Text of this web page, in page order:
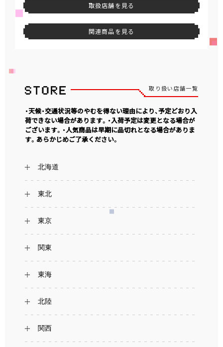
取扱店舗を見る
関連商品を見る
取り扱い店舗一覧
・天候・交通状況等のやむを得ない理由により、予定どおり入
荷できない場合があります。・入荷予定は変更となる場合が
ございます。・人気商品は早期に品切れとなる場合がありま
す。あらかじめご了承ください。
北海道
東北
東京
関東
東海
北陸
関西